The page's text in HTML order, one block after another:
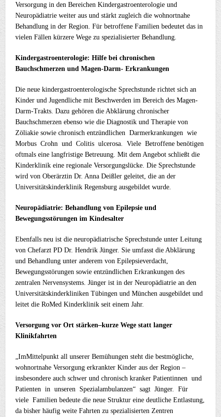
Versorgung in den Bereichen Kindergastroenterologie und
Neuropädiatrie weiter aus und stärkt zugleich die wohnortnahe
Behandlung in der Region. Für betroffene Familien bedeutet das in
vielen Fällen kürzere Wege zu spezialisierter Behandlung.
Kindergastroenterologie: Hilfe bei chronischen
Bauchschmerzen und Magen-Darm- Erkrankungen
Die neue kindergastroenterologische Sprechstunde richtet sich an
Kinder und Jugendliche mit Beschwerden im Bereich des Magen-
Darm-Trakts. Dazu gehören die Abklärung chronischer
Bauchschmerzen ebenso wie die Diagnostik und Therapie von
Zöliakie sowie chronisch entzündlichen Darmerkrankungen wie
Morbus Crohn und Colitis ulcerosa. Viele Betroffene benötigen
oftmals eine langfristige Betreuung. Mit dem Angebot schließt die
Kinderklinik eine regionale Versorgungslücke. Die Sprechstunde
wird von Oberärztin Dr. Anna Deißler geleitet, die an der
Universitätskinderklinik Regensburg ausgebildet wurde.
Neuropädiatrie: Behandlung von Epilepsie und
Bewegungsstörungen im Kindesalter
Ebenfalls neu ist die neuropädiatrische Sprechstunde unter Leitung
von Chefarzt PD Dr. Hendrik Jünger. Sie umfasst die Abklärung
und Behandlung unter anderem von Epilepsieverdacht,
Bewegungsstörungen sowie entzündlichen Erkrankungen des
zentralen Nervensystems. Jünger ist in der Neuropädiatrie an den
Universitätskinderkliniken Tübingen und München ausgebildet und
leitet die RoMed Kinderklinik seit einem Jahr.
Versorgung vor Ort stärken–kurze Wege statt langer
Klinikfahrten
„ImMittelpunkt all unserer Bemühungen steht die bestmögliche,
wohnortnahe Versorgung erkrankter Kinder aus der Region –
insbesondere auch schwer und chronisch kranker Patientinnen und
Patienten in unseren Spezialambulanzen“ sagt Jünger. Für
viele Familien bedeute die neue Struktur eine deutliche Entlastung,
da bisher häufig weite Fahrten zu spezialisierten Zentren